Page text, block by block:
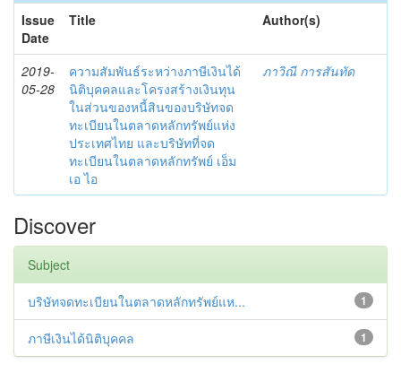
Issue
Date
Title Author(s)
2019-
05-28
ความสัมพันธ์ระหว่างภาษีเงินได้
นิติบุคคลและโครงสร้างเงินทุน
ในส่วนของหนี้สินของบริษัทจด
ทะเบียนในตลาดหลักทรัพย์แห่ง
ประเทศไทย และบริษัทที่จด
ทะเบียนในตลาดหลักทรัพย์ เอ็ม
เอ ไอ
ภาวิณี การสันทัด
Discover
Subject
1
บริษัทจดทะเบียนในตลาดหลักทรัพย์แห...
1
ภาษีเงินได้นิติบุคคล